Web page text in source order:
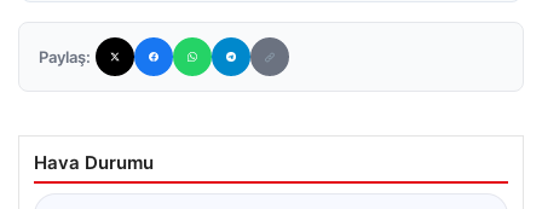
Paylaş:
Hava Durumu